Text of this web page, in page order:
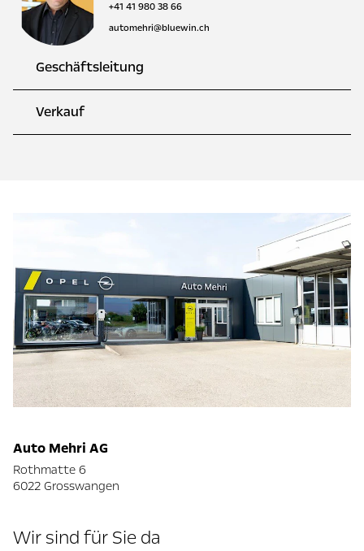
+41 41 980 38 66
automehri@bluewin.ch
Geschäftsleitung
Verkauf
Auto Mehri AG
Rothmatte 6
6022 Grosswangen
Wir sind für Sie da